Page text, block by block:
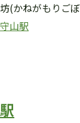
(かねがもりご
山駅